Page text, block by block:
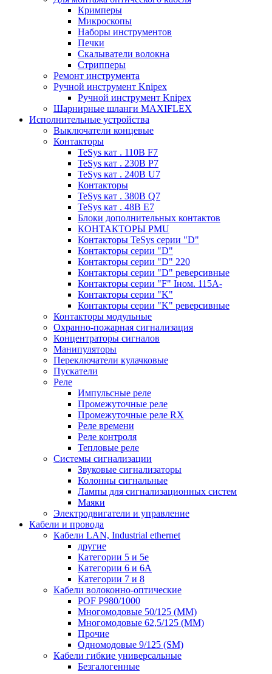
Кримперы
Микроскопы
Наборы инструментов
Печки
Скалыватели волокна
Стрипперы
Ремонт инструмента
Ручной инструмент Knipex
Ручной инструмент Knipex
Шарнирные шланги MAXIFLEX
Исполнительные устройства
Выключатели концевые
Контакторы
TeSys кат . 110В F7
TeSys кат . 230В P7
TeSys кат . 240В U7
Контакторы
TeSys кат . 380В Q7
TeSys кат . 48В E7
Блоки дополнительных контактов
КОНТАКТОРЫ PMU
Контакторы TeSys серии "D"
Контакторы серии "D"
Контакторы серии "D" 220
Контакторы серии "D" реверсивные
Контакторы серии "F" Iном. 115А-
Контакторы серии "K"
Контакторы серии "K" реверсивные
Контакторы модульные
Охранно-пожарная сигнализация
Концентраторы сигналов
Манипуляторы
Переключатели кулачковые
Пускатели
Реле
Импульсные реле
Промежуточные реле
Промежуточные реле RX
Реле времени
Реле контроля
Тепловые реле
Системы сигнализации
Звуковые сигнализаторы
Колонны сигнальные
Лампы для сигнализационных систем
Маяки
Электродвигатели и управление
Кабели и провода
Кабели LAN, Industrial ethernet
другие
Категории 5 и 5е
Категории 6 и 6A
Категории 7 и 8
Кабели волоконно-оптические
POF P980/1000
Многомодовые 50/125 (ММ)
Многомодовые 62,5/125 (ММ)
Прочие
Одномодовые 9/125 (SM)
Кабели гибкие универсальные
Безгалогенные